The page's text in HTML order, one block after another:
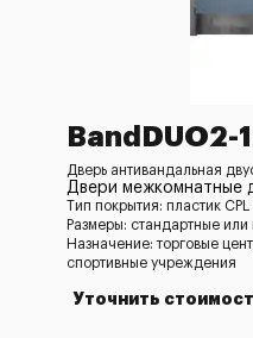
BandDUO2-
Дверь антивандальная
Двери межкомнатные
Тип покрытия: пластик CPL
Размеры: стандартные
Назначение: торговые
спортивные учреждения
Уточнить